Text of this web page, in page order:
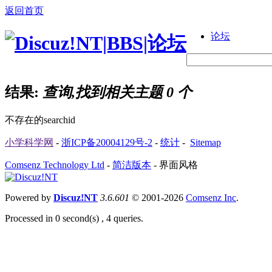
返回首页
论坛
结果: 查询,找到相关主题 0 个
不存在的searchid
小学科学网 - 浙ICP备20004129号-2 - 统计 - Sitemap
Comsenz Technology Ltd - 简洁版本 - 界面风格
Powered by Discuz!NT 3.6.601 © 2001-2026 Comsenz Inc.
Processed in 0 second(s) , 4 queries.